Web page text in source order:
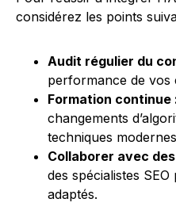
considérez les points
Audit régulier du
performance de vos
Formation continue
changements
techniques
Collaborer avec
des spécialistes
adaptés.